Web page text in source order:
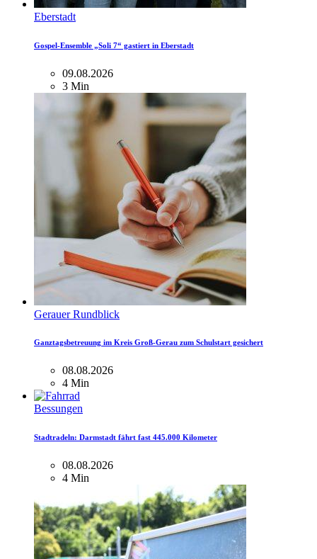
Eberstadt
Gospel-Ensemble „Soli 7“ gastiert in Eberstadt
09.08.2026
3 Min
Gerauer Rundblick
Ganztagsbetreuung im Kreis Groß-Gerau zum Schulstart gesichert
08.08.2026
4 Min
Bessungen
Stadtradeln: Darmstadt fährt fast 445.000 Kilometer
08.08.2026
4 Min